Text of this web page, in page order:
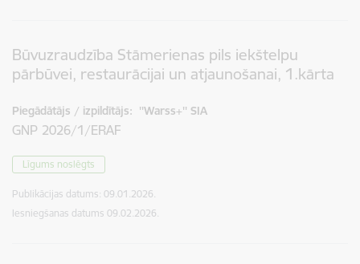
Būvuzraudzība Stāmerienas pils iekštelpu
pārbūvei, restaurācijai un atjaunošanai, 1.kārta
Piegādātājs / izpildītājs: ''Warss+'' SIA
GNP 2026/1/ERAF
Līgums noslēgts
Publikācijas datums: 09.01.2026.
Iesniegšanas datums 09.02.2026.